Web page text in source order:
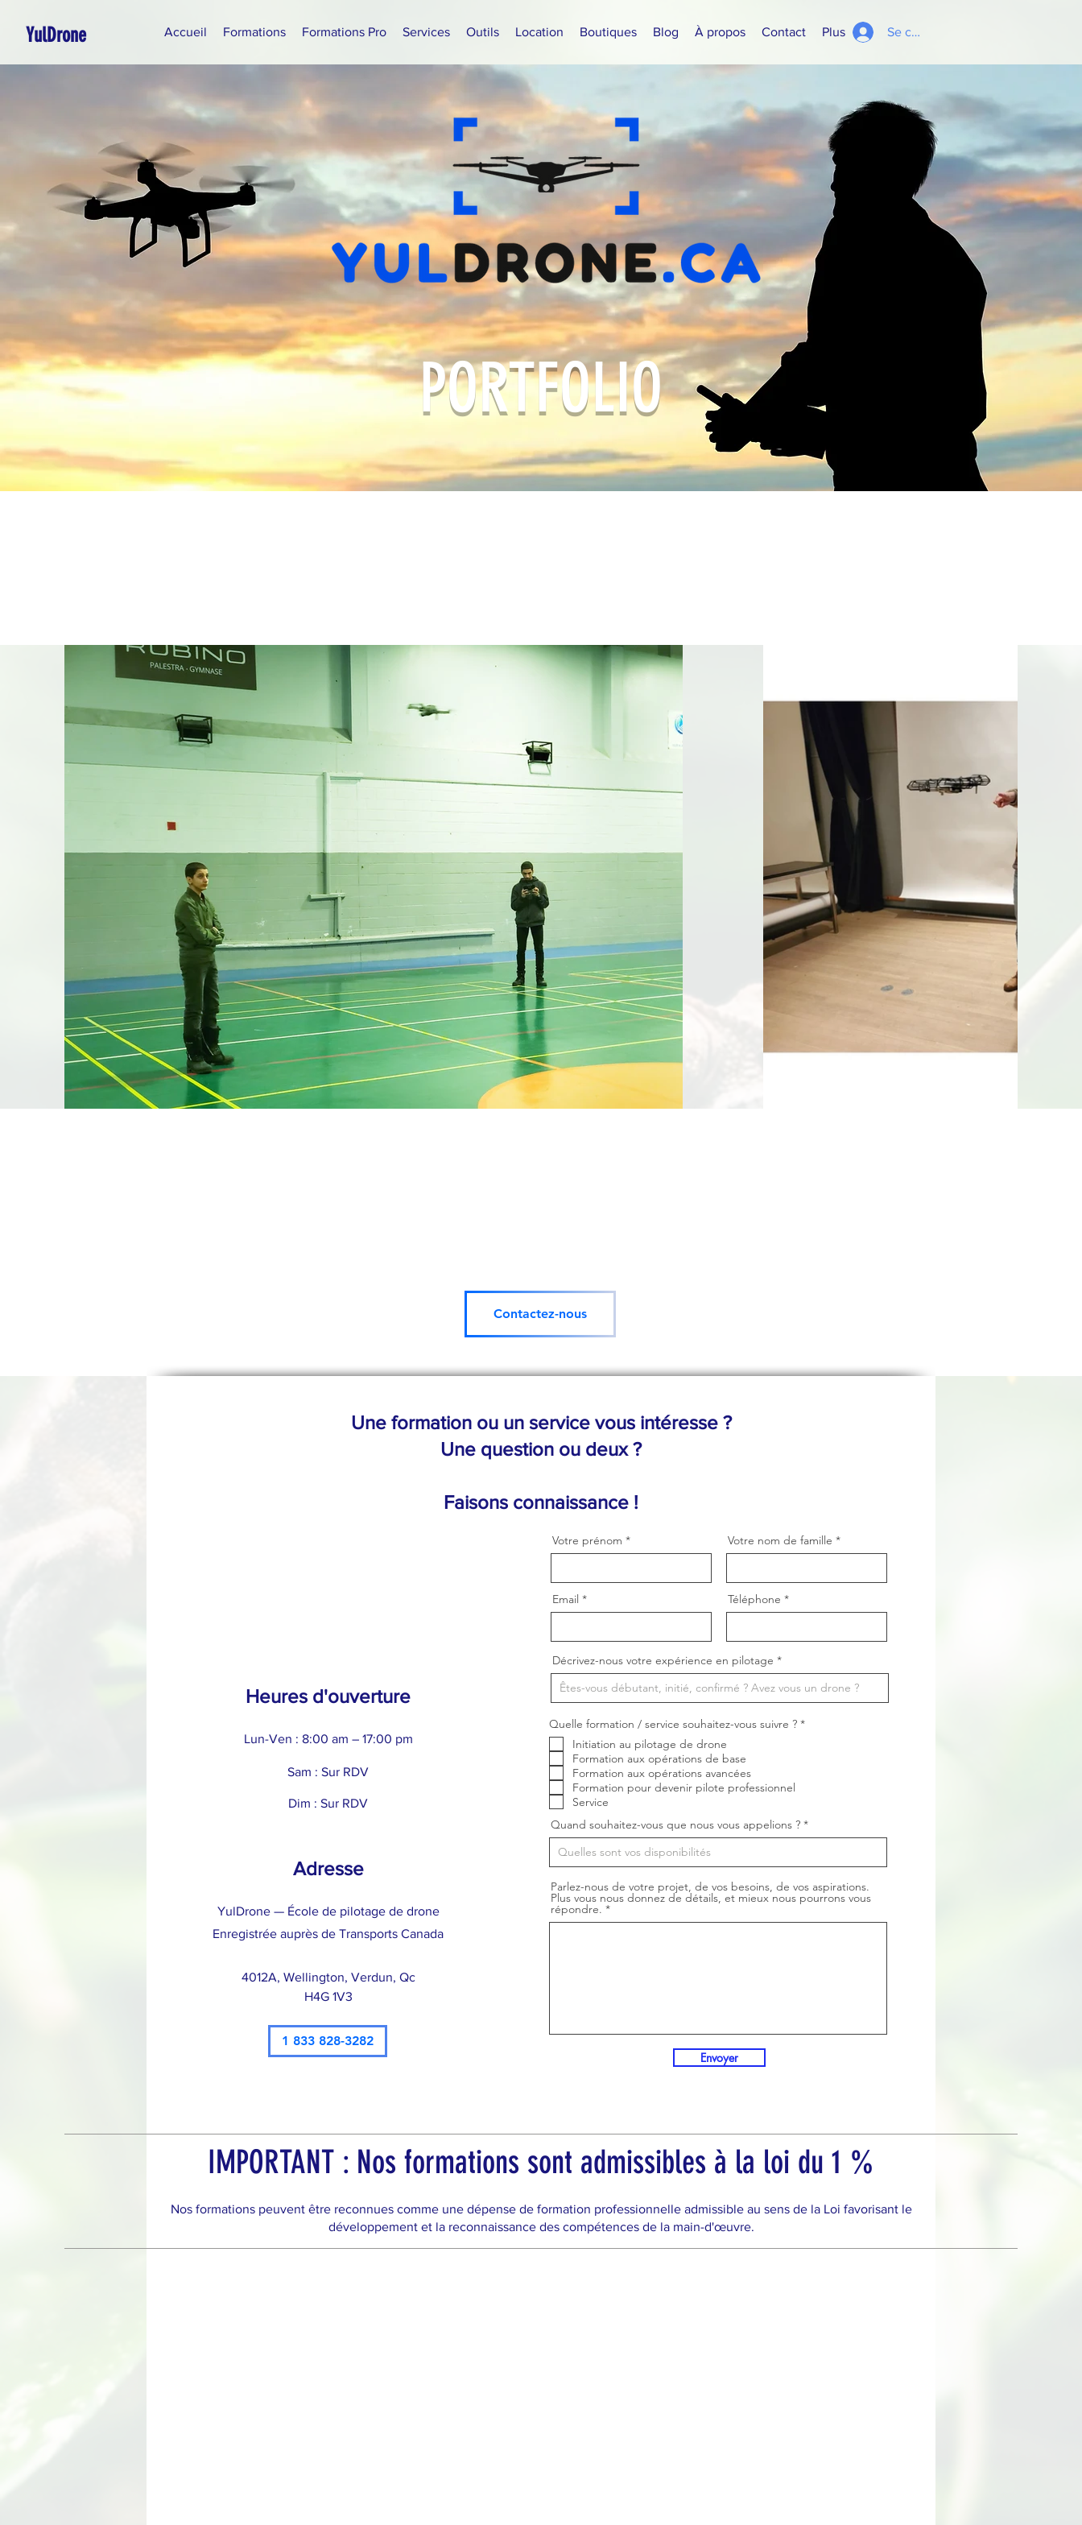
YulDrone Accueil Formations Formations Pro Services Outils Location Boutiques Blog À propos Contact Plus Se connecter
PORTFOLIO
Contactez-nous
Une formation ou un service vous intéresse ?
Une question ou deux ?
Faisons connaissance !
Heures d'ouverture
Lun-Ven : 8:00 am – 17:00 pm
Sam : Sur RDV
Dim : Sur RDV
Adresse
YulDrone — École de pilotage de drone
Enregistrée auprès de Transports Canada
4012A, Wellington, Verdun, Qc
H4G 1V3
1 833 828-3282
Votre prénom
Email
Votre nom de famille
Téléphone
Décrivez-nous votre expérience en pilotage
Quelle formation / service souhaitez-vous suivre ? *O
r
e
Initiation au pilotage de drone
Formation aux opérations de base
Formation aux opérations avancées
Formation pour devenir pilote professionnel
Service
Quand souhaitez-vous que nous vous appelions ?
Parlez-nous de votre projet, de vos besoins, de vos aspirations.
Plus vous nous donnez de détails, et mieux nous pourrons vous
répondre.
Envoyer
IMPORTANT : Nos formations sont admissibles à la loi du 1 %
Nos formations peuvent être reconnues comme une dépense de formation professionnelle admissible au sens de la Loi favorisant le
développement et la reconnaissance des compétences de la main-d'œuvre.